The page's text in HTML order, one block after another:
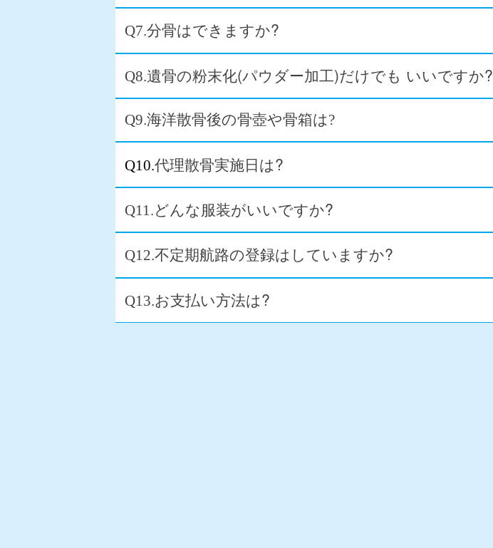
Q7.分骨はできますか?
Q8.遺骨の粉末化(パウダー加工)だけでも いいですか?
Q9.海洋散骨後の骨壺や骨箱は?
Q10.代理散骨実施日は?
Q11.どんな服装がいいですか?
Q12.不定期航路の登録はしていますか?
Q13.お支払い方法は?